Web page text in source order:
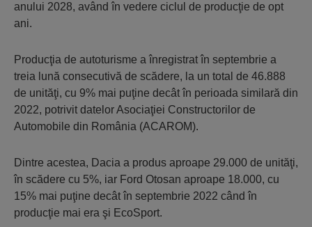
anului 2028, având în vedere ciclul de producţie de opt
ani.
Producţia de autoturisme a înregistrat în septembrie a
treia lună consecutivă de scădere, la un total de 46.888
de unităţi, cu 9% mai puţine decât în perioada similară din
2022, potrivit datelor Asociaţiei Construc­torilor de
Automobile din România (ACAROM).
Dintre acestea, Dacia a produs aproape 29.000 de unităţi,
în scădere cu 5%, iar Ford Otosan aproape 18.000, cu
15% mai puţine decât în septembrie 2022 când în
producţie mai era şi EcoSport.